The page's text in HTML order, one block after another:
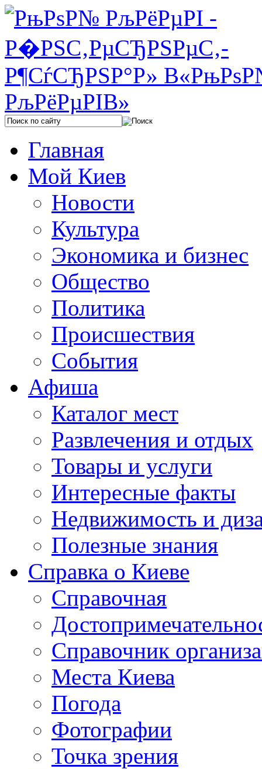
Главная
Мой Киев
Новости
Культура
Экономика и бизнес
Общество
Политика
Происшествия
События
Афиша
Каталог мест
Развлечения и отдых
Товары и услуги
Интересные факты
Недвижимость и
Полезные знания
Справка о Киеве
Справочная
Справочник
Места Киева
Погода
Фотографии
Точка зрения